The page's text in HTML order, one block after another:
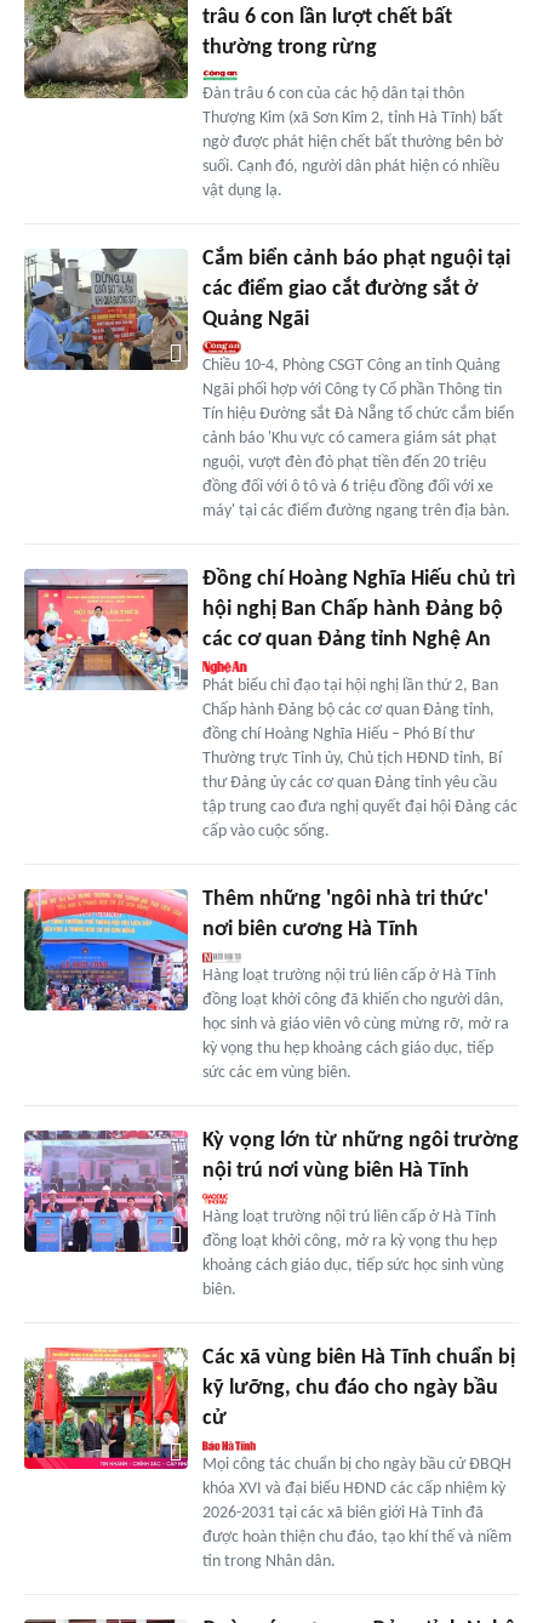
trâu 6 con lần lượt chết bất
thường trong rừng
Đàn trâu 6 con của các hộ dân tại thôn
Thượng Kim (xã Sơn Kim 2, tỉnh Hà Tĩnh) bất
ngờ được phát hiện chết bất thường bên bờ
suối. Cạnh đó, người dân phát hiện có nhiều
vật dụng lạ.
Cắm biển cảnh báo phạt nguội tại
các điểm giao cắt đường sắt ở
Quảng Ngãi
Chiều 10-4, Phòng CSGT Công an tỉnh Quảng
Ngãi phối hợp với Công ty Cổ phần Thông tin
Tín hiệu Đường sắt Đà Nẵng tổ chức cắm biển
cảnh báo 'Khu vực có camera giám sát phạt
nguội, vượt đèn đỏ phạt tiền đến 20 triệu
đồng đối với ô tô và 6 triệu đồng đối với xe
máy' tại các điểm đường ngang trên địa bàn.
Đồng chí Hoàng Nghĩa Hiếu chủ trì
hội nghị Ban Chấp hành Đảng bộ
các cơ quan Đảng tỉnh Nghệ An
Phát biểu chỉ đạo tại hội nghị lần thứ 2, Ban
Chấp hành Đảng bộ các cơ quan Đảng tỉnh,
đồng chí Hoàng Nghĩa Hiếu – Phó Bí thư
Thường trực Tỉnh ủy, Chủ tịch HĐND tỉnh, Bí
thư Đảng ủy các cơ quan Đảng tỉnh yêu cầu
tập trung cao đưa nghị quyết đại hội Đảng các
cấp vào cuộc sống.
Thêm những 'ngôi nhà tri thức'
nơi biên cương Hà Tĩnh
Hàng loạt trường nội trú liên cấp ở Hà Tĩnh
đồng loạt khởi công đã khiến cho người dân,
học sinh và giáo viên vô cùng mừng rỡ, mở ra
kỳ vọng thu hẹp khoảng cách giáo dục, tiếp
sức các em vùng biên.
Kỳ vọng lớn từ những ngôi trường
nội trú nơi vùng biên Hà Tĩnh
Hàng loạt trường nội trú liên cấp ở Hà Tĩnh
đồng loạt khởi công, mở ra kỳ vọng thu hẹp
khoảng cách giáo dục, tiếp sức học sinh vùng
biên.
Các xã vùng biên Hà Tĩnh chuẩn bị
kỹ lưỡng, chu đáo cho ngày bầu
cử
Mọi công tác chuẩn bị cho ngày bầu cử ĐBQH
khóa XVI và đại biểu HĐND các cấp nhiệm kỳ
2026-2031 tại các xã biên giới Hà Tĩnh đã
được hoàn thiện chu đáo, tạo khí thế và niềm
tin trong Nhân dân.